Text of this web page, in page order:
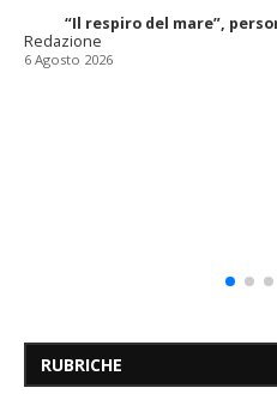
“Il respiro del mare”,
Redazione
6 Agosto 2026
RUBRICHE